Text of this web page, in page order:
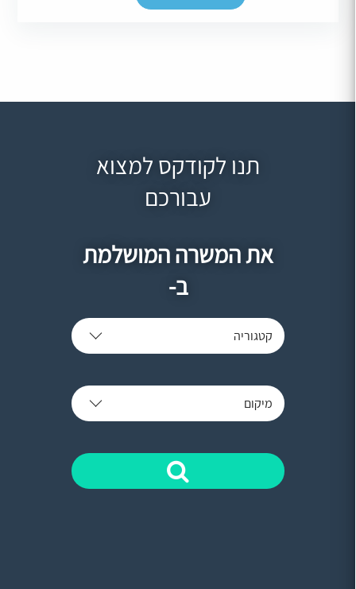
תנו לקודקס למצוא
עבורכם
את המשרה המושלמת
ב-
קטגוריה
מיקום